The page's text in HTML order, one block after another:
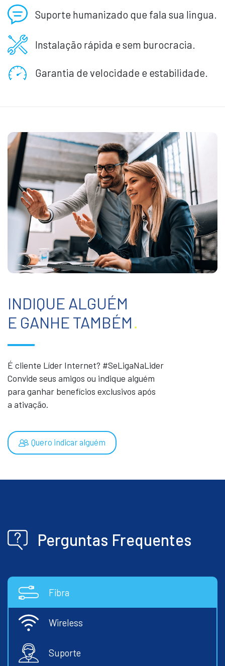
Suporte humanizado que fala sua lingua.
Instalação rápida e sem burocracia.
Garantia de velocidade e estabilidade.
INDIQUE ALGUÉM
E GANHE TAMBÉM.
É cliente Líder Internet? #SeLigaNaLider
Convide seus amigos ou indique alguém
para ganhar benefícios exclusivos após
a ativação.
Quero indicar alguém
Perguntas Frequentes
Fibra
Wireless
Suporte